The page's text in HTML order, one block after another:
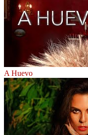
A Huevo